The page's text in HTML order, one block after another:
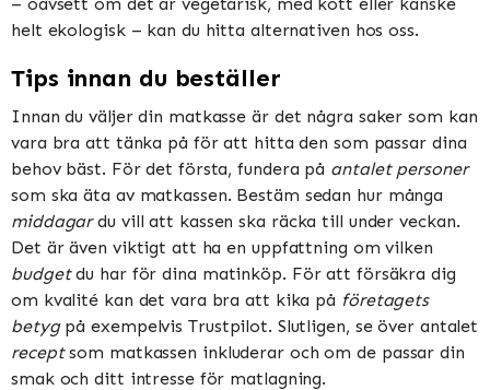
helt ekologisk – kan du hitta alternativen hos oss.
Tips innan du beställer
Innan du väljer din matkasse är det några saker som kan
vara bra att tänka på för att hitta den som passar dina
behov bäst. För det första, fundera på antalet personer
som ska äta av matkassen. Bestäm sedan hur många
middagardu vill att kassen ska räcka till under veckan.
Det är även viktigt att ha en uppfattning om vilken
budgetdu har för dina matinköp. För att försäkra dig
om kvalité kan det vara bra att kika på företagets
betygpå exempelvis Trustpilot. Slutligen, se över antalet
receptsom matkassen inkluderar och om de passar din
smak och ditt intresse för matlagning.